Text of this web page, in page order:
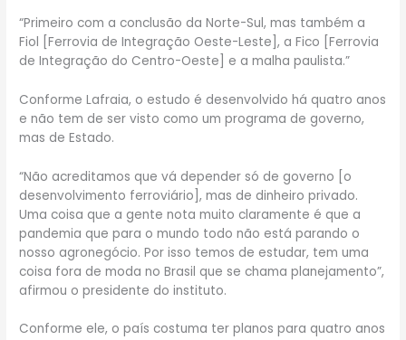
“Primeiro com a conclusão da Norte-Sul, mas também a
Fiol [Ferrovia de Integração Oeste-Leste], a Fico [Ferrovia
de Integração do Centro-Oeste] e a malha paulista.”
Conforme Lafraia, o estudo é desenvolvido há quatro anos
e não tem de ser visto como um programa de governo,
mas de Estado.
“Não acreditamos que vá depender só de governo [o
desenvolvimento ferroviário], mas de dinheiro privado.
Uma coisa que a gente nota muito claramente é que a
pandemia que para o mundo todo não está parando o
nosso agronegócio. Por isso temos de estudar, tem uma
coisa fora de moda no Brasil que se chama planejamento”,
afirmou o presidente do instituto.
Conforme ele, o país costuma ter planos para quatro anos